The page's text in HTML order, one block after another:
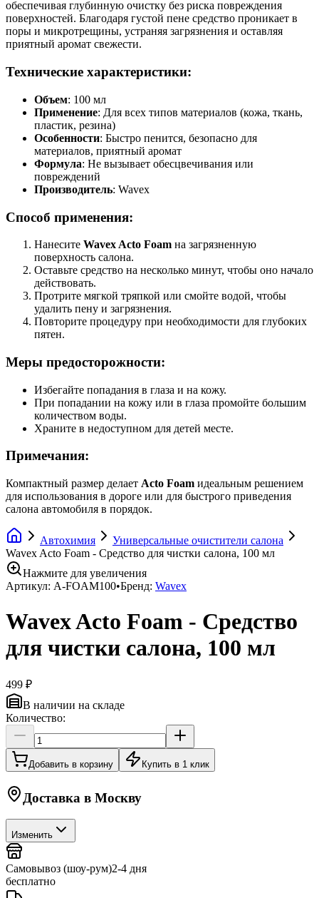
обеспечивая глубинную очистку без риска повреждения
поверхностей. Благодаря густой пене средство проникает в
поры и микротрещины, устраняя загрязнения и оставляя
приятный аромат свежести.
Технические характеристики:
Объем: 100 мл
Применение: Для всех типов материалов (кожа, ткань,
пластик, резина)
Особенности: Быстро пенится, безопасно для
материалов, приятный аромат
Формула: Не вызывает обесцвечивания или
повреждений
Производитель: Wavex
Способ применения:
Нанесите Wavex Acto Foam на загрязненную
поверхность салона.
Оставьте средство на несколько минут, чтобы оно начало
действовать.
Протрите мягкой тряпкой или смойте водой, чтобы
удалить пену и загрязнения.
Повторите процедуру при необходимости для глубоких
пятен.
Меры предосторожности:
Избегайте попадания в глаза и на кожу.
При попадании на кожу или в глаза промойте большим
количеством воды.
Храните в недоступном для детей месте.
Примечания:
Компактный размер делает Acto Foam идеальным решением
для использования в дороге или для быстрого приведения
салона автомобиля в порядок.
Автохимия
Универсальные очистители салона
Wavex Acto Foam - Средство для чистки салона, 100 мл
Нажмите для увеличения
Артикул: A-FOAM100•Бренд: Wavex
Wavex Acto Foam - Средство
для чистки салона, 100 мл
499 ₽
В наличии на складе
Количество:
Добавить в корзину Купить в 1 клик
Доставка в Москву
Изменить
Самовывоз (шоу-рум)2-4 дня
бесплатно